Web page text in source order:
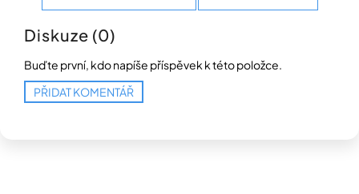
Diskuze (0)
Buďte první, kdo napíše příspěvek k této položce.
PŘIDAT KOMENTÁŘ